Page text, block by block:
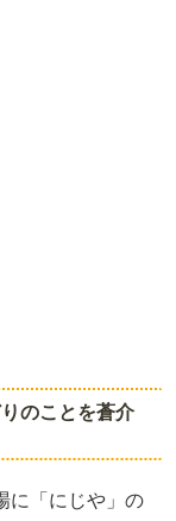
のことを蒼介
に「にじや」の